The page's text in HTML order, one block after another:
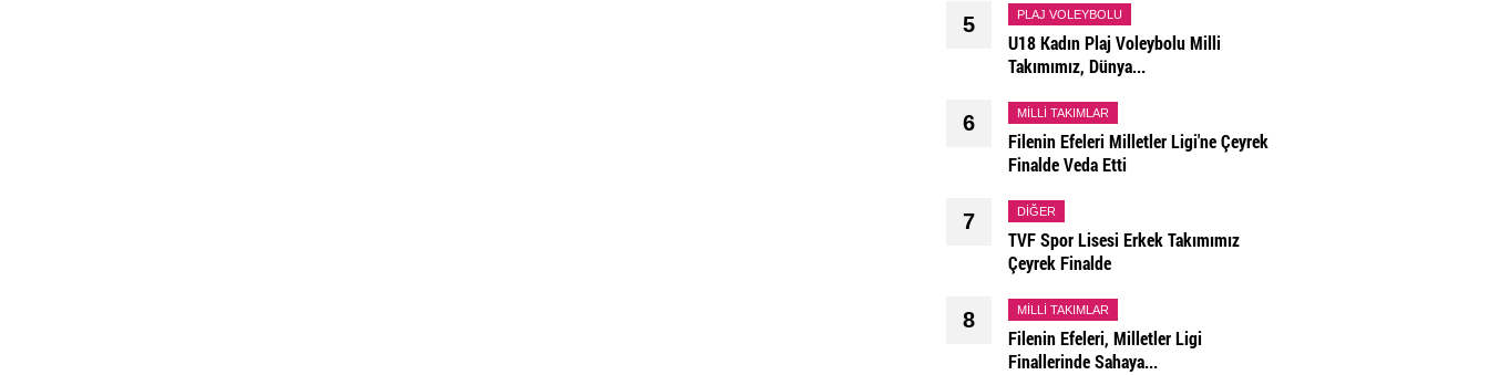
5 PLAJ VOLEYBOLU
U18 Kadın Plaj Voleybolu Milli
Takımımız, Dünya...
6 MILLI TAKIMLAR
Filenin Efeleri Milletler Ligi'ne Çeyrek
Finalde Veda Etti
7 DIĞER
TVF Spor Lisesi Erkek Takımımız
Çeyrek Finalde
8 MILLI TAKIMLAR
Filenin Efeleri, Milletler Ligi
Finallerinde Sahaya...